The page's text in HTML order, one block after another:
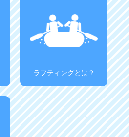
ラフティングとは？